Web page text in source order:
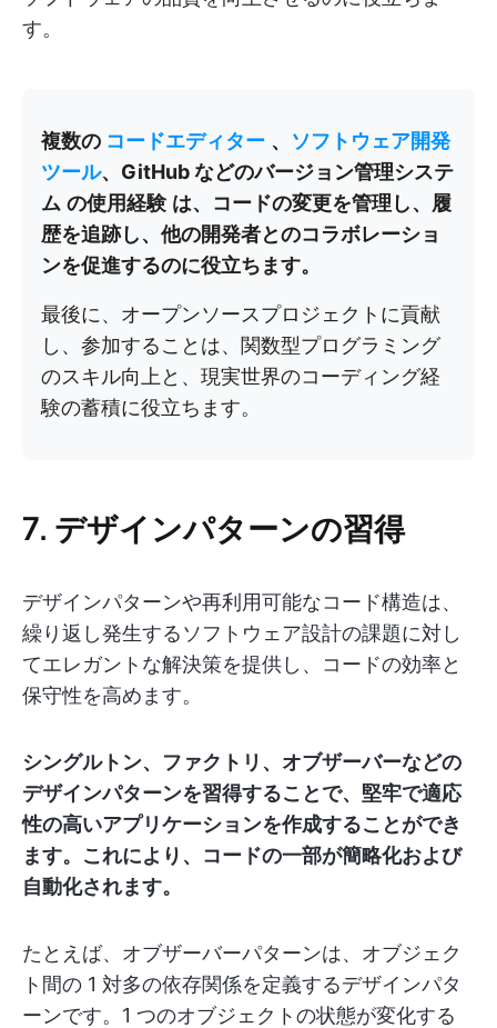
す。
複数の コードエディター 、 ソフトウェア開発
ツール、GitHub などのバージョン管理システ
ム の使用経験 は、コードの変更を管理し、履
歴を追跡し、他の開発者とのコラボレーショ
ンを促進するのに役立ちます。
最後に、オープンソースプロジェクトに貢献
し、参加することは、関数型プログラミング
のスキル向上と、現実世界のコーディング経
験の蓄積に役立ちます。
7. デザインパターンの習得
デザインパターンや再利用可能なコード構造は、
繰り返し発生するソフトウェア設計の課題に対し
てエレガントな解決策を提供し、コードの効率と
保守性を高めます。
シングルトン、ファクトリ、オブザーバーなどの
デザインパターンを習得することで、堅牢で適応
性の高いアプリケーションを作成することができ
ます。これにより、コードの一部が簡略化および
自動化されます。
たとえば、オブザーバーパターンは、オブジェク
ト間の 1 対多の依存関係を定義するデザインパタ
ーンです。1 つのオブジェクトの状態が変化する